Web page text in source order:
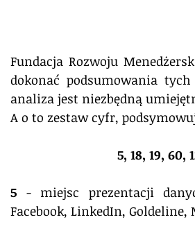
Fundacja Rozwoju
dokonać podsumowania
analiza jest niezbędną
A o to zestaw cyfr,
5, 18, 19, 60,
5 - miejsc prezentacji
Facebook, LinkedIn, Goldeline,